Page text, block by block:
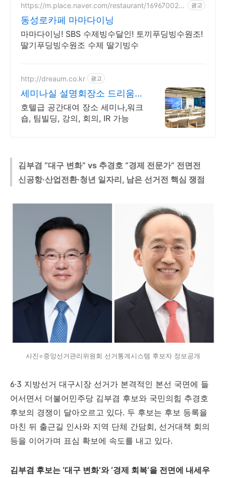
https://m.place.naver.com/restaurant/169670029
광고
동성로카페 마마다이닝
마마다이닝! SBS 수제빙수달인! 토끼푸딩빙수원조!
딸기푸딩빙수원조 수제 딸기빙수
http://dreaum.co.kr 광고
세미나실 설명회장소 드리움
강남, 역삼 대표 행사 공간
호텔급 공간대여 장소 세미나,워크
숍, 팀빌딩, 강의, 회의, IR 가능
김부겸 “대구 변화” vs 추경호 “경제 전문가” 전면전
신공항·산업전환·청년 일자리, 남은 선거전 핵심 쟁점
사진=중앙선거관리위원회 선거통계시스템 후보자 정보공개
6·3 지방선거 대구시장 선거가 본격적인 본선 국면에 들
어서면서 더불어민주당 김부겸 후보와 국민의힘 추경호
후보의 경쟁이 달아오르고 있다. 두 후보는 후보 등록을
마친 뒤 출근길 인사와 지역 단체 간담회, 선거대책 회의
등을 이어가며 표심 확보에 속도를 내고 있다.
김부겸 후보는 ‘대구 변화’와 ‘경제 회복’을 전면에 내세우